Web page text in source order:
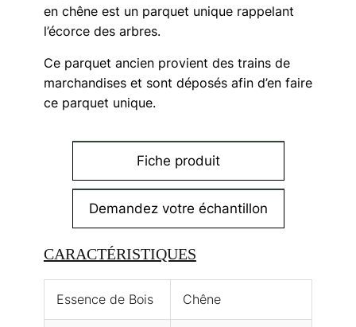
en chêne est un parquet unique rappelant
l’écorce des arbres.
Ce parquet ancien provient des trains de
marchandises et sont déposés afin d’en faire
ce parquet unique.
Fiche produit
Demandez votre échantillon
CARACTÉRISTIQUES
Essence de Bois Chêne